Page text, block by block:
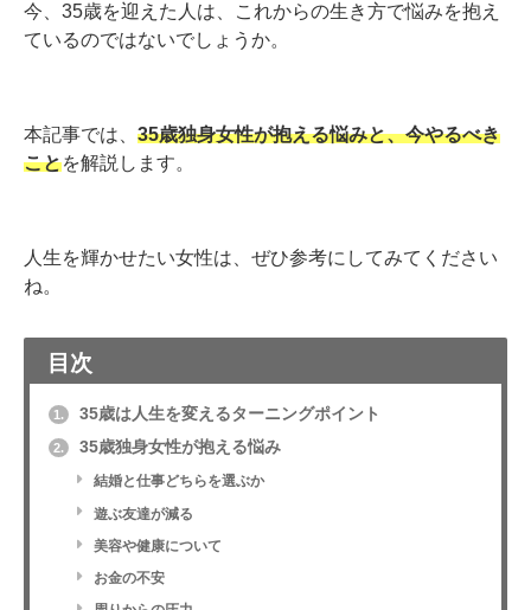
今、35歳を迎えた人は、これからの生き方で悩みを抱え
ているのではないでしょうか。
本記事では、 35歳独身女性が抱える悩みと、今やるべき
ことを解説します。
人生を輝かせたい女性は、ぜひ参考にしてみてください
ね。
目次
1. 35歳は人生を変えるターニングポイント
2. 35歳独身女性が抱える悩み
結婚と仕事どちらを選ぶか
遊ぶ友達が減る
美容や健康について
お金の不安